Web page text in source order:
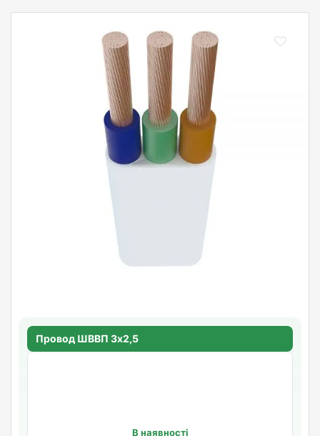
Провод ШВВП 3х2,5
В наявності